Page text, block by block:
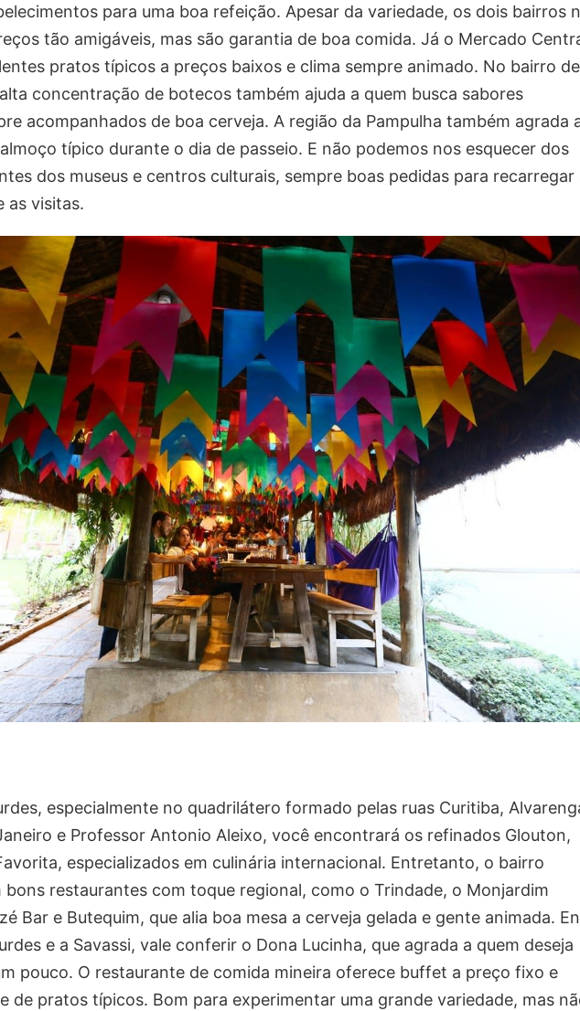
para uma boa refeição. Apesar da variedade, os dois bairros
tão amigáveis, mas são garantia de boa comida. Já o Mercado
pratos típicos a preços baixos e clima sempre animado. No bairro de
concentração de botecos também ajuda a quem busca sabores
acompanhados de boa cerveja. A região da Pampulha também agrada
típico durante o dia de passeio. E não podemos nos esquecer dos
dos museus e centros culturais, sempre boas pedidas para recarregar
as visitas.
especialmente no quadrilátero formado pelas ruas Curitiba,
e Professor Antonio Aleixo, você encontrará os refinados Glouton,
especializados em culinária internacional. Entretanto, o bairro
restaurantes com toque regional, como o Trindade, o Monjardim
Bar e Butequim, que alia boa mesa a cerveja gelada e gente animada.
e a Savassi, vale conferir o Dona Lucinha, que agrada a quem deseja
pouco. O restaurante de comida mineira oferece buffet a preço fixo e
de pratos típicos. Bom para experimentar uma grande variedade, mas